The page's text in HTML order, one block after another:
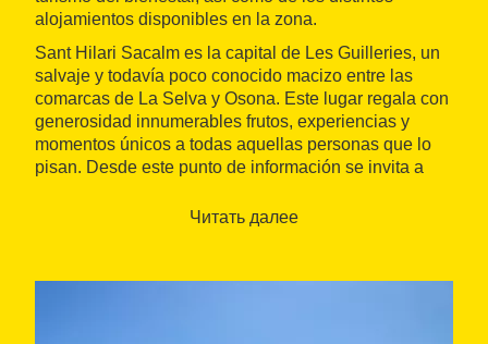
alojamientos disponibles en la zona.
Sant Hilari Sacalm es la capital de Les Guilleries, un
salvaje y todavía poco conocido macizo entre las
comarcas de La Selva y Osona. Este lugar regala con
generosidad innumerables frutos, experiencias y
momentos únicos a todas aquellas personas que lo
pisan. Desde este punto de información se invita a
rutas guiadasy varias visitas a lugares de
Читать далее